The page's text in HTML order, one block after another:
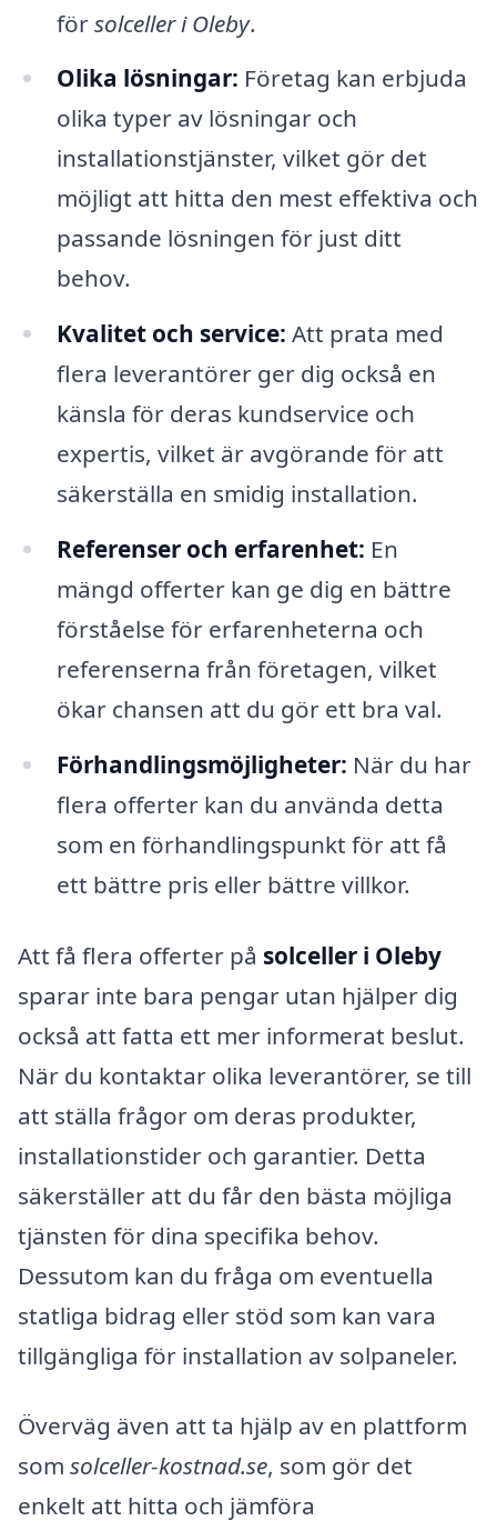
försolceller i Oleby.
Olika lösningar: Företag kan erbjuda
olika typer av lösningar och
installationstjänster, vilket gör det
möjligt att hitta den mest effektiva och
passande lösningen för just ditt
behov.
Kvalitet och service: Att prata med
flera leverantörer ger dig också en
känsla för deras kundservice och
expertis, vilket är avgörande för att
säkerställa en smidig installation.
Referenser och erfarenhet: En
mängd offerter kan ge dig en bättre
förståelse för erfarenheterna och
referenserna från företagen, vilket
ökar chansen att du gör ett bra val.
Förhandlingsmöjligheter: När du har
flera offerter kan du använda detta
som en förhandlingspunkt för att få
ett bättre pris eller bättre villkor.
Att få flera offerter på solceller i Oleby
sparar inte bara pengar utan hjälper dig
också att fatta ett mer informerat beslut.
När du kontaktar olika leverantörer, se till
att ställa frågor om deras produkter,
installationstider och garantier. Detta
säkerställer att du får den bästa möjliga
tjänsten för dina specifika behov.
Dessutom kan du fråga om eventuella
statliga bidrag eller stöd som kan vara
tillgängliga för installation av solpaneler.
Överväg även att ta hjälp av en plattform
som solceller-kostnad.se, som gör det
enkelt att hitta och jämföra